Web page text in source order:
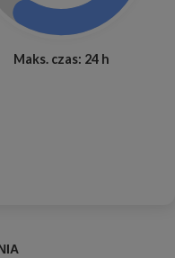
Maks. czas: 24 h